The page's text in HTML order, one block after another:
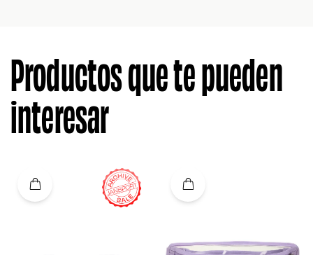
Productos que te pueden
interesar